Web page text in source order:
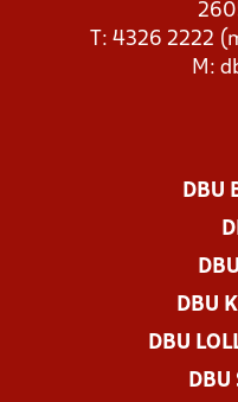
T: 4326 2222
M:
DBU
DBU
DBU